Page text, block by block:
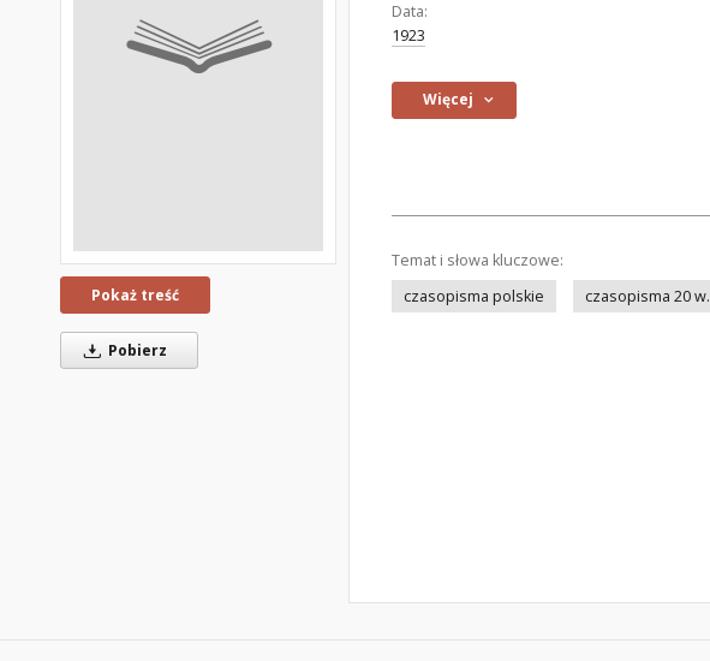
Pokaż treść
Pobierz
Data:
1923
Więcej
Temat i słowa kluczowe:
czasopisma polskie
czasopisma 20 w.